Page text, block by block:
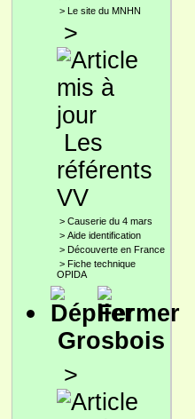
> Le site du MNHN
>
Les
référents
VV
> Causerie du 4 mars
> Aide identification
> Découverte en France
> Fiche technique
OPIDA
Grosbois
>